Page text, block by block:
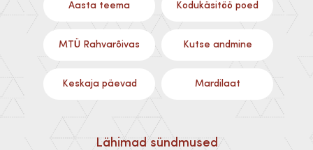
Aasta teema Kodukäsitöö poed
MTÜ Rahvarõivas Kutse andmine
Keskaja päevad Mardilaat
Lähimad sündmused